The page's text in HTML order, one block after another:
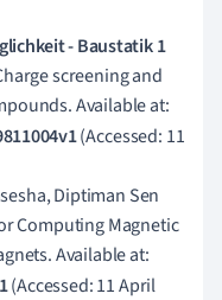
- Baustatik 1
screening and
Available at:
(Accessed: 11
Diptiman Sen
Computing Magnetic
Available at:
(Accessed: 11 April